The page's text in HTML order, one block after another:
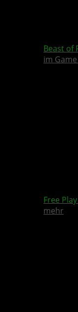
Beast of
im
Free
mehr